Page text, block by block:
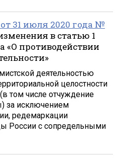
31 июля 2020 года №
в статью 1
«О противодействии
деятельностью
целостности
том числе отчуждение
за исключением
редемаркации
России с сопредельными